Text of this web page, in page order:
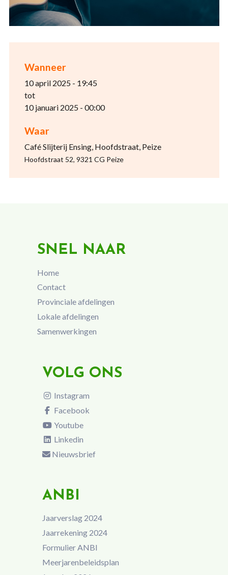
Wanneer
10 april 2025 - 19:45
tot
10 januari 2025 - 00:00
Waar
Café Slijterij Ensing, Hoofdstraat, Peize
Hoofdstraat 52, 9321 CG Peize
SNEL NAAR
Home
Contact
Provinciale afdelingen
Lokale afdelingen
Samenwerkingen
VOLG ONS
Instagram
Facebook
Youtube
Linkedin
Nieuwsbrief
ANBI
Jaarverslag 2024
Jaarrekening 2024
Formulier ANBI
Meerjarenbeleidsplan